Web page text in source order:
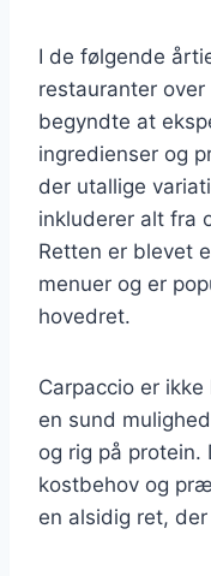
I de følgende
restauranter
begyndte at
ingredienser og
der utallige
inkluderer alt fra
Retten er blevet
menuer og er
hovedret.
Carpaccio er
en sund
og rig på protein.
kostbehov og
en alsidig ret,